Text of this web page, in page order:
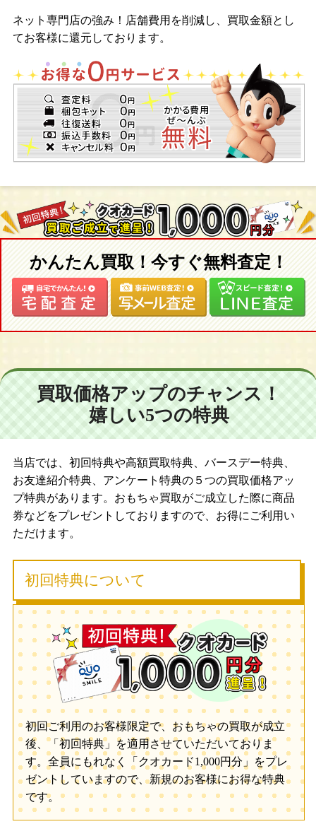
ネット専門店の強み！店舗費用を削減し、買取金額とし
てお客様に還元しております。
かんたん買取！今すぐ無料査定！
買取価格アップのチャンス！
嬉しい5つの特典
当店では、初回特典や高額買取特典、バースデー特典、
お友達紹介特典、アンケート特典の５つの買取価格アッ
プ特典があります。おもちゃ買取がご成立した際に商品
券などをプレゼントしておりますので、お得にご利用い
ただけます。
初回特典について
初回ご利用のお客様限定で、おもちゃの買取が成立
後、「初回特典」を適用させていただいておりま
す。全員にもれなく「クオカード1,000円分」をプレ
ゼントしていますので、新規のお客様にお得な特典
です。